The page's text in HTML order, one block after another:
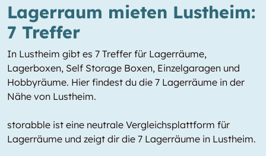
Lagerraum mieten Lustheim:
7 Treffer
In Lustheim gibt es 7 Treffer für Lagerräume,
Lagerboxen, Self Storage Boxen, Einzelgaragen und
Hobbyräume. Hier findest du die 7 Lagerräume in der
Nähe von Lustheim.
storabble ist eine neutrale Vergleichsplattform für
Lagerräume und zeigt dir die 7 Lagerräume in Lustheim.